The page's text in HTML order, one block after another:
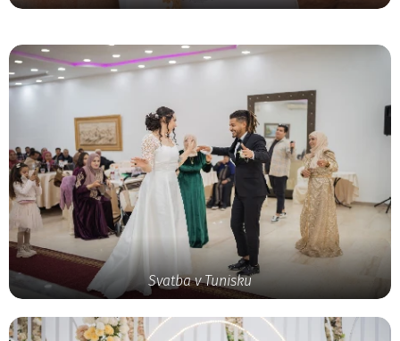
Svatba v Tunisku